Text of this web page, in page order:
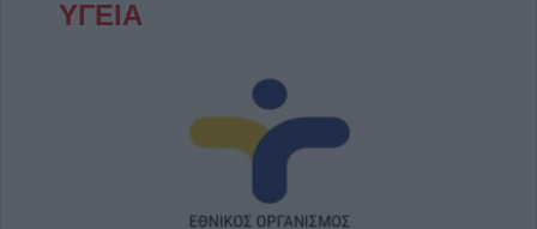
ΥΓΕΙΑ